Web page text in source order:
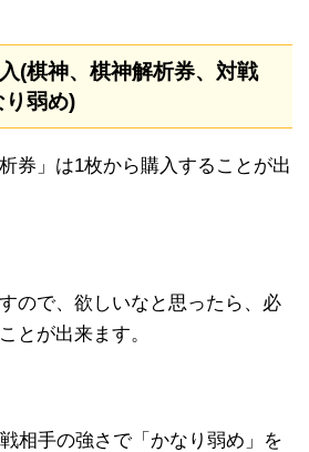
(棋神、棋神解析券、対戦
り弱め)
券」は1枚から購入することが出
ので、欲しいなと思ったら、必
とが出来ます。
相手の強さで「かなり弱め」を